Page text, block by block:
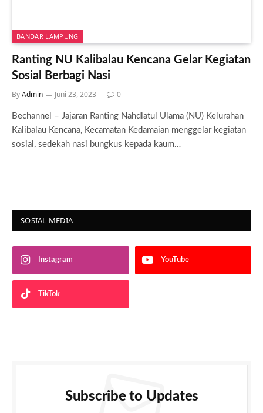
BANDAR LAMPUNG
Ranting NU Kalibalau Kencana Gelar Kegiatan
Sosial Berbagi Nasi
ByAdmin Juni 23, 2023 0
Bechannel – Jajaran Ranting Nahdlatul Ulama (NU) Kelurahan
Kalibalau Kencana, Kecamatan Kedamaian menggelar kegiatan
sosial, sedekah nasi bungkus kepada kaum…
SOSIAL MEDIA
Instagram YouTube
TikTok
Subscribe to Updates